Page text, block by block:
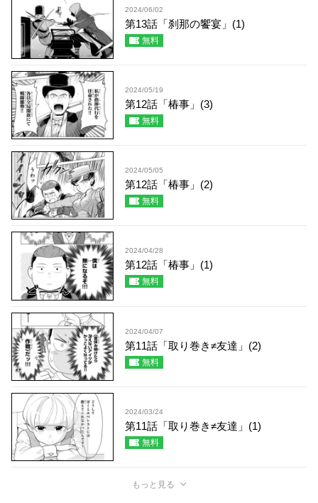
2024/06/02
第13話「刹那の饗宴」(1)
無料
2024/05/19
第12話「椿事」(3)
無料
2024/05/05
第12話「椿事」(2)
無料
2024/04/28
第12話「椿事」(1)
無料
2024/04/07
第11話「取り巻き≠友達」(2)
無料
2024/03/24
第11話「取り巻き≠友達」(1)
無料
もっと見る